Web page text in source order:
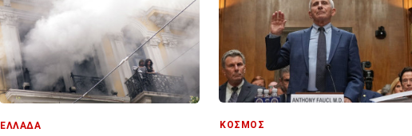
ΕΛΛΑΔΑ ΚΟΣΜΟΣ